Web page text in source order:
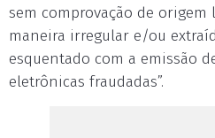
sem comprovação de
maneira irregular e/ou
esquentado com a emissão
eletrônicas fraudadas”.